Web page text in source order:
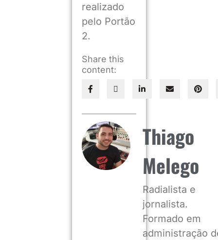
realizado
pelo Portão
2.
Share this
content:
Thiago
Melego
Radialista e
jornalista.
Formado em
administração